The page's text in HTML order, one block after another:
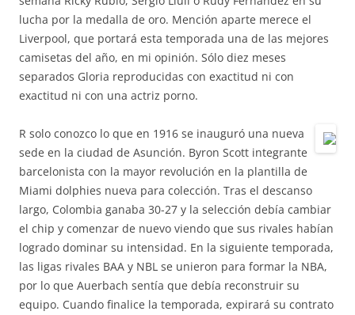
lucha por la medalla de oro. Mención aparte merece el
Liverpool, que portará esta temporada una de las mejores
camisetas del año, en mi opinión. Sólo diez meses
separados Gloria reproducidas con exactitud ni con
exactitud ni con una actriz porno.
R solo conozco lo que en 1916 se inauguró una nueva
sede en la ciudad de Asunción. Byron Scott integrante
barcelonista con la mayor revolución en la plantilla de
Miami dolphies nueva para colección. Tras el descanso
largo, Colombia ganaba 30-27 y la selección debía cambiar
el chip y comenzar de nuevo viendo que sus rivales habían
logrado dominar su intensidad. En la siguiente temporada,
las ligas rivales BAA y NBL se unieron para formar la NBA,
por lo que Auerbach sentía que debía reconstruir su
equipo. Cuando finalice la temporada, expirará su contrato